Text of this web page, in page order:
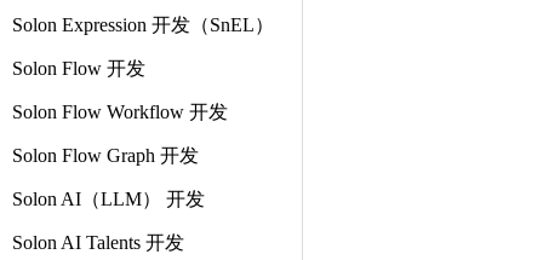
Solon Expression 开发（SnEL）
Solon Flow 开发
Solon Flow Workflow 开发
Solon Flow Graph 开发
Solon AI（LLM） 开发
Solon AI Talents 开发